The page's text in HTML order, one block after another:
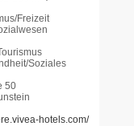
Freizeit
Soziales
50
hotels.com/